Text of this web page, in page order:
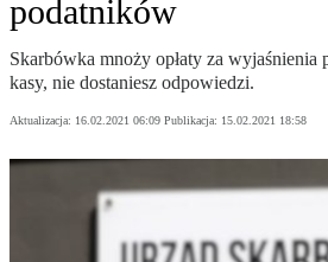
podatników
Skarbówka mnoży opłaty za wyjaśnienia
kasy, nie dostaniesz odpowiedzi.
Aktualizacja: 16.02.2021 06:09 Publikacja: 15.02.2021 18:58